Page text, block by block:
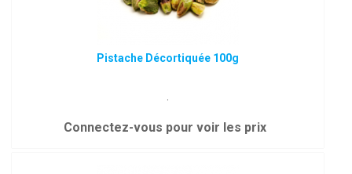
Pistache Décortiquée 100g
.
Connectez-vous pour voir les prix